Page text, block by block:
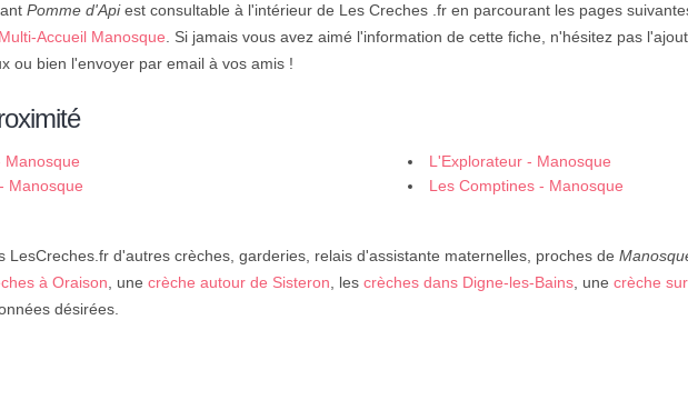
Pomme d'Apiest consultable à l'intérieur de Les Creches .fr en parcourant les pages
Multi-Accueil Manosque . Si jamais vous avez aimé l'information de cette fiche, n'hésitez pas
ou bien l'envoyer par email à vos amis !
Manosque
L'Explorateur - Manosque
Manosque
Les Comptines - Manosque
LesCreches.fr d'autres crèches, garderies, relais d'assistante maternelles, proches de
à Oraison , une crèche autour de Sisteron , les crèches dans Digne-les-Bains , une crèche
désirées.